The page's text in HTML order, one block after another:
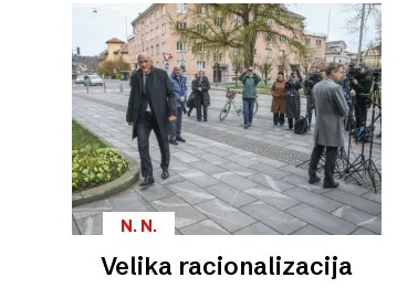
N. N.
Velika racionalizacija